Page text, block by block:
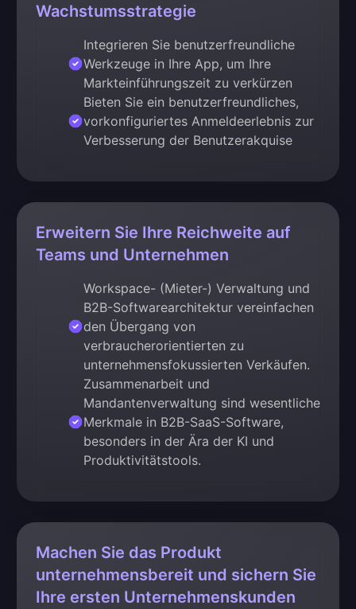
Wachstumsstrategie
Integrieren Sie benutzerfreundliche
Werkzeuge in Ihre App, um Ihre
Markteinführungszeit zu verkürzen
Bieten Sie ein benutzerfreundliches,
vorkonfiguriertes Anmeldeerlebnis zur
Verbesserung der Benutzerakquise
Erweitern Sie Ihre Reichweite auf
Teams und Unternehmen
Workspace- (Mieter-) Verwaltung und
B2B-Softwarearchitektur vereinfachen
den Übergang von
verbraucherorientierten zu
unternehmensfokussierten Verkäufen.
Zusammenarbeit und
Mandantenverwaltung sind wesentliche
Merkmale in B2B-SaaS-Software,
besonders in der Ära der KI und
Produktivitätstools.
Machen Sie das Produkt
unternehmensbereit und sichern Sie
Ihre ersten Unternehmenskunden